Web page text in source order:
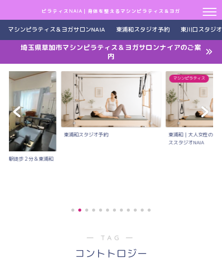
ピラティスNAIA｜身体を整えるマシンピラティス＆ヨガ
マシンピラティス＆ヨガサロンNAIA 東浦和スタジオ予約 東川口スタジ
埼玉県草加市マシンピラティス＆ヨガサロンナイアのご案
内
口駅徒歩２分＆東浦和
東浦和スタジオ予約
マシンピラティス
東浦和｜大人女性のた
ススタジオNAIA
― TAG ―
コントトロジー